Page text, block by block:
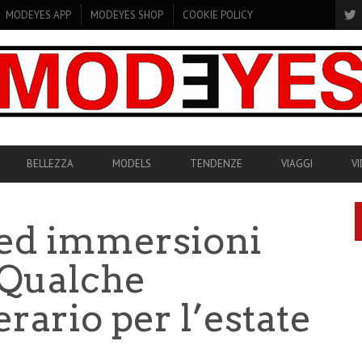
MODEYES APP MODEYES SHOP COOKIE POLICY
BELLEZZA MODELS TENDENZE VIAGGI
immersioni
per l’estate